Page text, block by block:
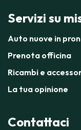
Servizi su
Auto nuove in
Prenota officina
Ricambi e
La tua opinione
Contattaci